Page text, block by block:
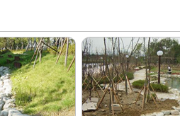
L
복
사
하
기
게
변
경
하
기
게
변
경
하
기